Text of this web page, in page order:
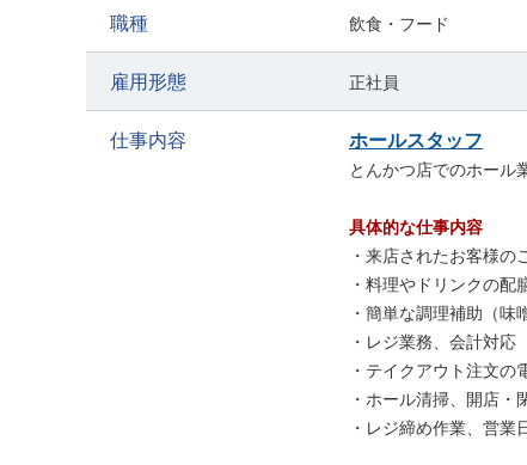
経験よりも人柄を重視した採用を行っています。
明るく誠実な対応ができれば、未経験の方や異業種から
チームワークの良い職場
10代から70代まで幅広い年代が活躍中。
女性店長が親身に相談に乗ってくれる、和やかな雰囲気で
お店の中心メンバーとして、長く活躍したい方のご応募を
職種 飲食・フード
雇用形態 正社員
仕事内容 ホールスタッフ
とんかつ店でのホール
具体的な仕事内容
・来店されたお客様
・料理やドリンクの配
・簡単な調理補助（味
・レジ業務、会計対応
・テイクアウト注文の
・ホール清掃、開店・
・レジ締め作業、営業